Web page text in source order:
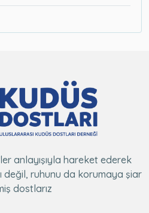
anlayışıyla hareket ederek
değil, ruhunu da korumaya şiar
dostlarız